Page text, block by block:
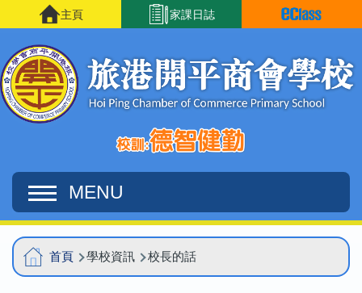
移至主內容 家課日誌
主頁
MENU
Main
navigation
導
航
首頁 學校資訊 校長的話